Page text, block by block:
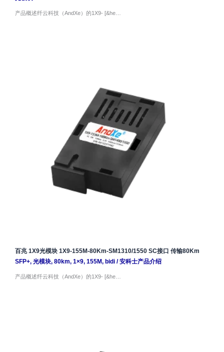
产品概述纤云科技（AndXe）的1X9- [&he…
百兆 1X9光模块 1X9-155M-80Km-SM1310/1550 SC接口 传输80Km
SFP+, 光模块, 80km, 1×9, 155M, bidi/安科士产品介绍
产品概述纤云科技（AndXe）的1X9- [&he…